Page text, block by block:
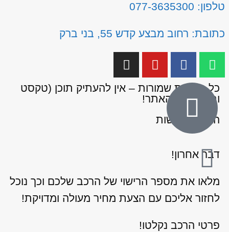
טלפון: 077-3635300
כתובת: רחוב מבצע קדש 55, בני ברק
כל הזכויות שמורות – אין להעתיק תוכן (טקסט
ותמונות) מהאתר!
הצהרת נגישות
דבר אחרון!
מלאו את מספר הרישוי של הרכב שלכם וכך נוכל
לחזור אליכם עם הצעת מחיר מעולה ומדויקת!
פרטי הרכב נקלטו!